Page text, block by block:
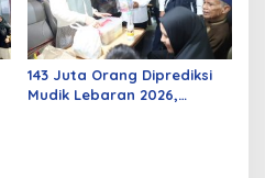
143 Juta Orang Diprediksi
Mudik Lebaran 2026,